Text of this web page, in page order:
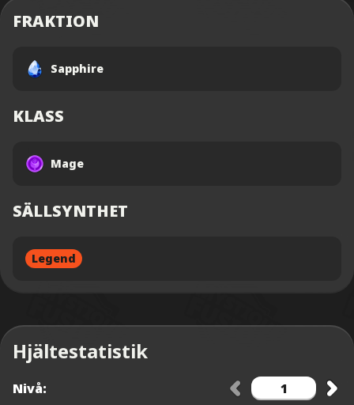
FRAKTION
Sapphire
KLASS
Mage
SÄLLSYNTHET
Legend
Hjältestatistik
Nivå: